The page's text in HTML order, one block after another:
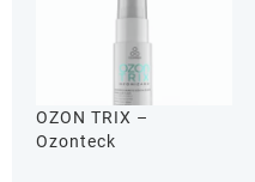
OZON TRIX –
Ozonteck